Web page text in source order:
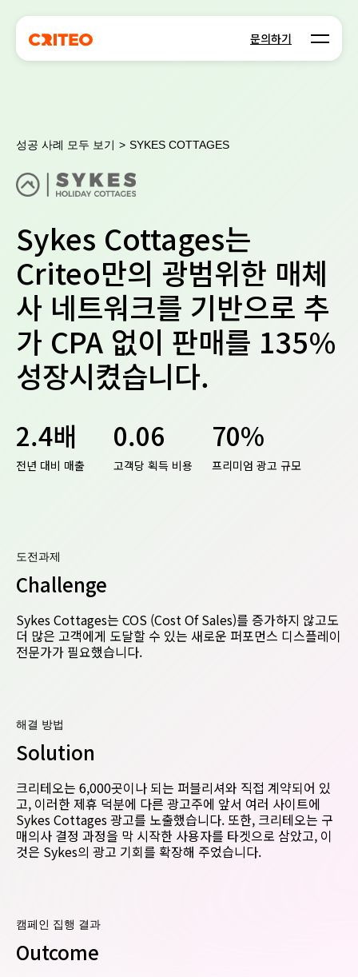
문의하기 Open
성공 사례 모두 보기 > SYKES COTTAGES
Sykes Cottages는
Criteo만의 광범위한 매체
사 네트워크를 기반으로 추
가 CPA 없이 판매를 135%
성장시켰습니다.
2.4배
전년 대비 매출
0.06
고객당 획득 비용
70%
프리미엄 광고 규모
도전과제
Challenge
Sykes Cottages는 COS (Cost Of Sales)를 증가하지 않고도
더 많은 고객에게 도달할 수 있는 새로운 퍼포먼스 디스플레이
전문가가 필요했습니다.
해결 방법
Solution
크리테오는 6,000곳이나 되는 퍼블리셔와 직접 계약되어 있
고, 이러한 제휴 덕분에 다른 광고주에 앞서 여러 사이트에
Sykes Cottages 광고를 노출했습니다. 또한, 크리테오는 구
매의사 결정 과정을 막 시작한 사용자를 타겟으로 삼았고, 이
것은 Sykes의 광고 기회를 확장해 주었습니다.
캠페인 집행 결과
Outcome